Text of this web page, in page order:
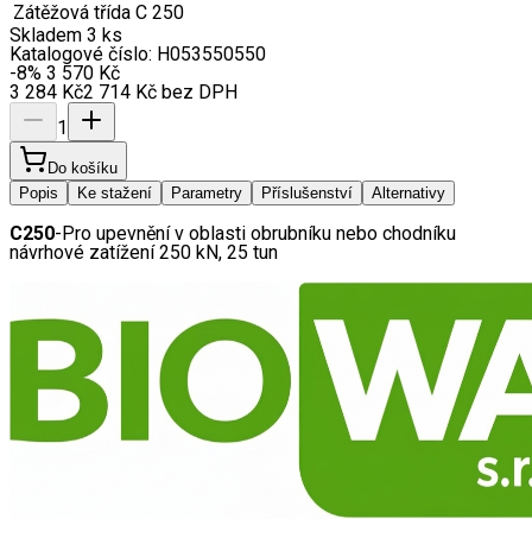
Zátěžová třída C 250
Skladem 3 ks
Katalogové číslo: H053550550
-8% 3 570 Kč
3 284 Kč2 714 Kč bez DPH
1
Do košíku
Popis
Ke stažení Parametry Příslušenství Alternativy
C250-Pro upevnění v oblasti obrubníku nebo chodníku
návrhové zatížení 250 kN, 25 tun